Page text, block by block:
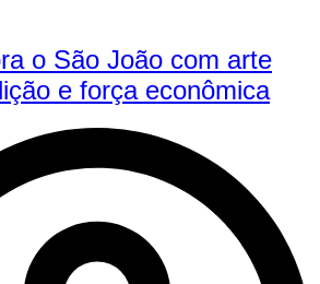
o São João com arte
e força econômica